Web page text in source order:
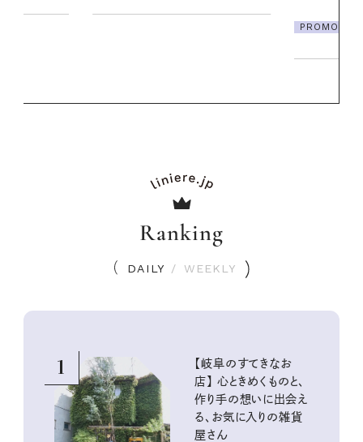
Ranking
DAILY / WEEKLY
1
【岐阜のすてきなお
店】 心ときめくものと、
作り手の想いに出会え
る、お気に入りの雑貨
屋さん